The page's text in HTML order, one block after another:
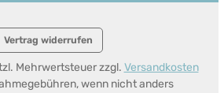
Vertrag widerrufen
Mehrwertsteuer zzgl. Versandkosten
wenn nicht anders